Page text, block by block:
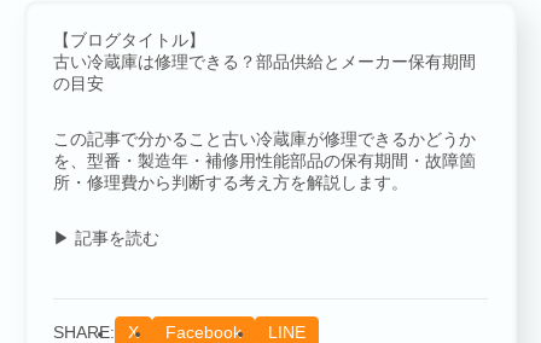
【ブログタイトル】
古い冷蔵庫は修理できる？部品供給とメーカー保有期間
の目安
この記事で分かること古い冷蔵庫が修理できるかどうか
を、型番・製造年・補修用性能部品の保有期間・故障箇
所・修理費から判断する考え方を解説します。
▶ 記事を読む
SHARE: X Facebook LINE